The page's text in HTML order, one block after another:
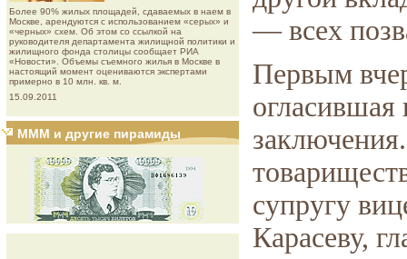
Более 90% жилых площадей, сдаваемых в наем в
Москве, арендуются с использованием «серых» и
«черных» схем. Об этом со ссылкой на
руководителя департамента жилищной политики и
жилищного фонда столицы сообщает РИА
«Новости». Объемы съемного жилья в Москве в
настоящий момент оцениваются экспертами
примерно в 10 млн. кв. м.
15.09.2011
МММ и другие пирамиды
— всех
Первым
супругу
Карасеву,